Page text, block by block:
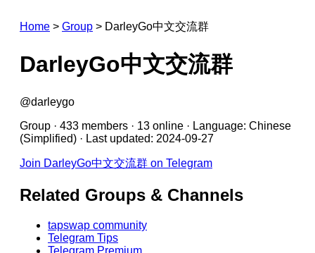
Home > Group > DarleyGo中文交流群
DarleyGo中文交流群
@darleygo
Group · 433 members · 13 online · Language: Chinese
(Simplified) · Last updated: 2024-09-27
Join DarleyGo中文交流群 on Telegram
Related Groups & Channels
tapswap community
Telegram Tips
Telegram Premium